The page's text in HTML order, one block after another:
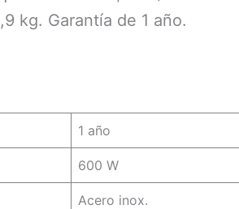
kg. Garantía de 1 año.
1 año
600 W
Acero inox.